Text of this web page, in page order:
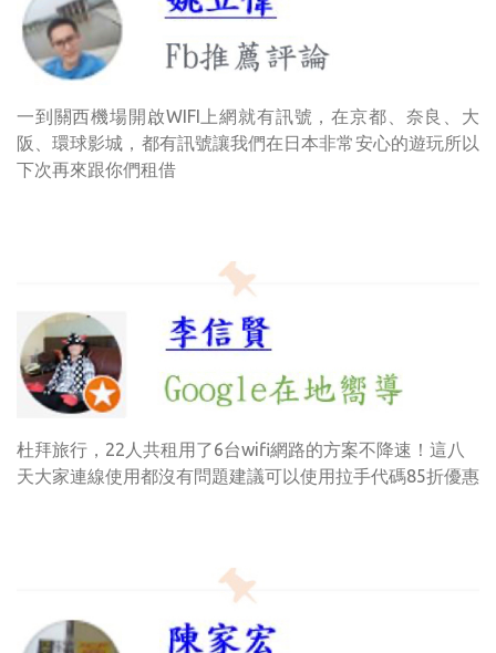
一到關西機場開啟WIFI上網就有訊號，在京都、奈良、大
阪、環球影城，都有訊號讓我們在日本非常安心的遊玩所以
下次再來跟你們租借
杜拜旅行，22人共租用了6台wifi網路的方案不降速！這八
天大家連線使用都沒有問題建議可以使用拉手代碼85折優惠